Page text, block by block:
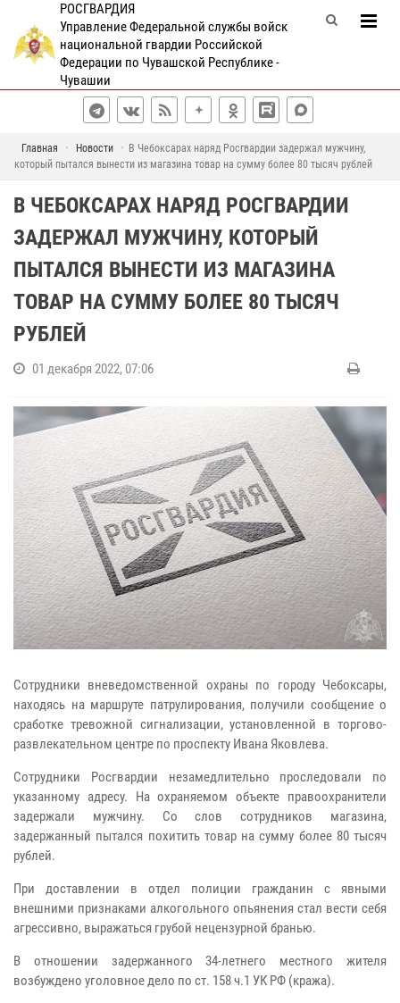
РОСГВАРДИЯ
Управление Федеральной службы войск
национальной гвардии Российской
Федерации по Чувашской Республике -
Чувашии
Главная Новости
В Чебоксарах наряд Росгвардии задержал мужчину,
который пытался вынести из магазина товар на сумму более 80 тысяч рублей
В ЧЕБОКСАРАХ НАРЯД РОСГВАРДИИ
ЗАДЕРЖАЛ МУЖЧИНУ, КОТОРЫЙ
ПЫТАЛСЯ ВЫНЕСТИ ИЗ МАГАЗИНА
ТОВАР НА СУММУ БОЛЕЕ 80 ТЫСЯЧ
РУБЛЕЙ
01 декабря 2022, 07:06
Сотрудники вневедомственной охраны по городу Чебоксары,
находясь на маршруте патрулирования, получили сообщение о
сработке тревожной сигнализации, установленной в торгово-
развлекательном центре по проспекту Ивана Яковлева.
Сотрудники Росгвардии незамедлительно проследовали по
указанному адресу. На охраняемом объекте правоохранители
задержали мужчину. Со слов сотрудников магазина,
задержанный пытался похитить товар на сумму более 80 тысяч
рублей.
При доставлении в отдел полиции гражданин с явными
внешними признаками алкогольного опьянения стал вести себя
агрессивно, выражаться грубой нецензурной бранью.
В отношении задержанного 34-летнего местного жителя
возбуждено уголовное дело по ст. 158 ч.1 УК РФ (кража).